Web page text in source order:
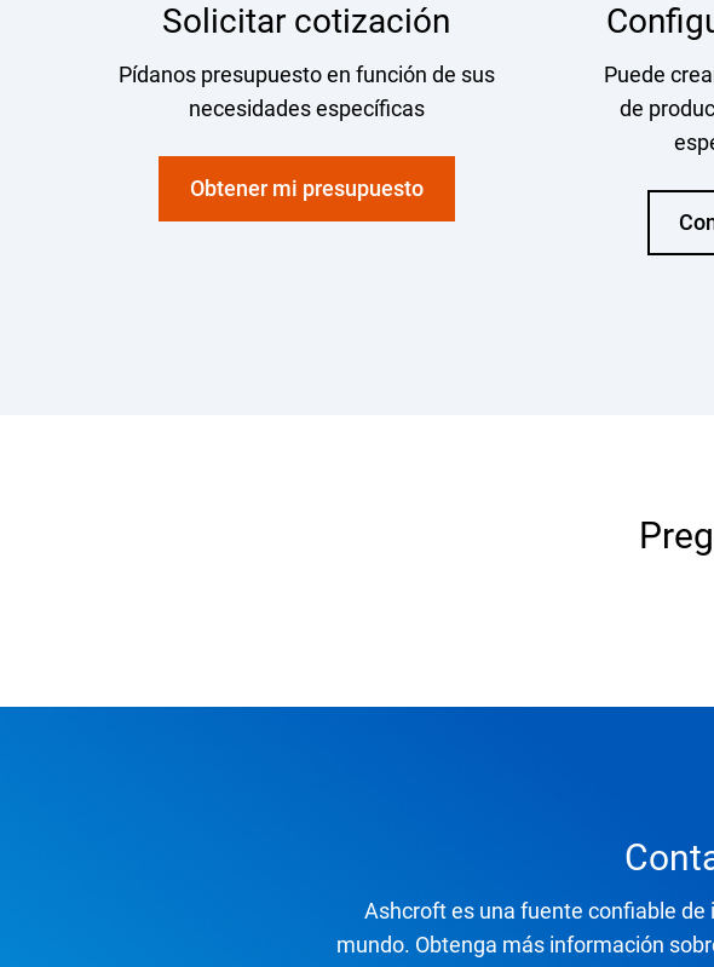
Solicitar cotización
Pídanos presupuesto en función de sus
necesidades específicas
Obtener mi presupuesto
Puede
de
Ashcroft es una fuente confiable
mundo. Obtenga más información